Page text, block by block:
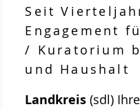
Seit
Engagement
/ Kuratorium
und Haushalt
Landkreis(sdl)